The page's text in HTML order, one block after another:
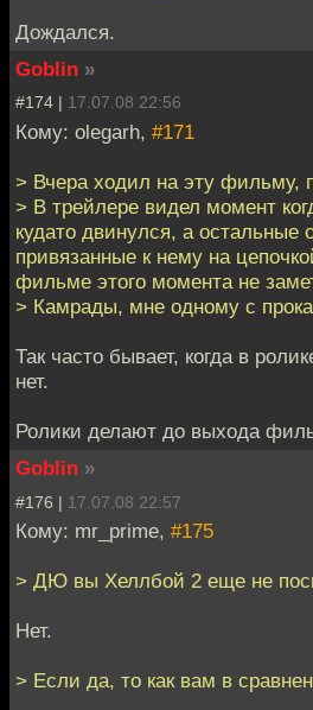
Дождался.
Goblin »
#174 | 17.07.08 22:56
Кому: olegarh, #171
> Вчера ходил на эту фильму,
> В трейлере видел момент
кудато двинулся, а остальные
привязанные к нему на
фильме этого момента не
> Камрады, мне одному с
Так часто бывает, когда в
нет.
Ролики делают до выхода
Goblin »
#176 | 17.07.08 22:57
Кому: mr_prime, #175
> ДЮ вы Хеллбой 2 еще не
Нет.
> Если да, то как вам в